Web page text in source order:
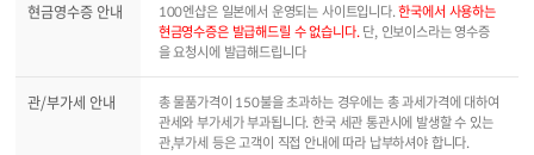
현금영수증 안내 100엔샵은 일본에서 운영되는 사이트입니다.한국에서 사용하는
현금영수증은 발급해드릴 수 없습니다.단, 인보이스라는 영수증
을 요청시에 발급해드립니다
관/부가세 안내
총 물품가격이 150불을 초과하는 경우에는 총 과세가격에 대하여
관세와 부가세가 부과됩니다. 한국 세관 통관시에 발생할 수 있는
관,부가세 등은 고객이 직접 안내에 따라 납부하셔야 합니다.